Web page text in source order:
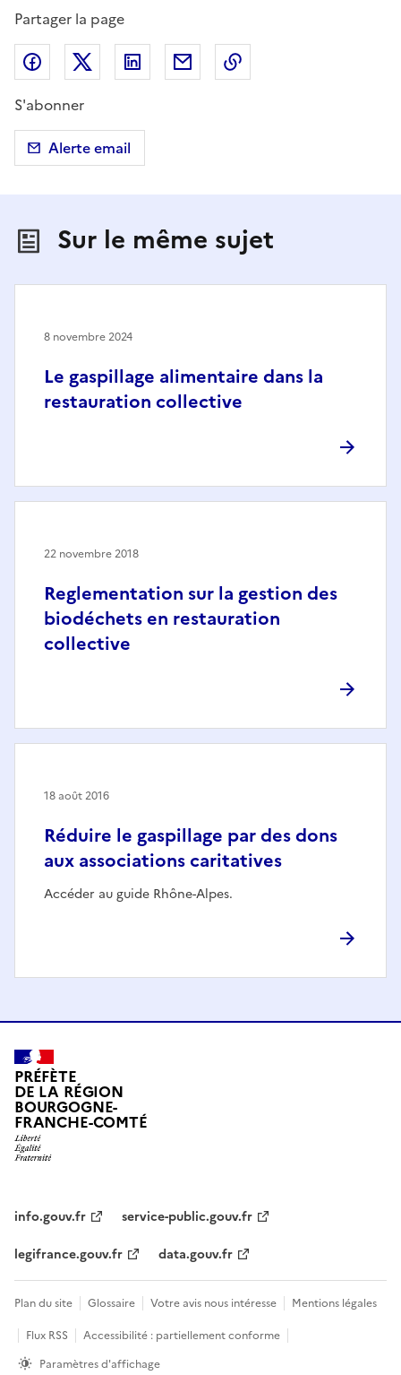
Partager la page
Partager sur Facebook
Partager sur X (anciennement Twitter)
Partager sur LinkedIn
Partager par email
S'abonner
Alerte email
Sur le même sujet
Le gaspillage alimentaire dans la
restauration collective
8 novembre 2024
Reglementation sur la gestion des
biodéchets en restauration
collective
22 novembre 2018
Réduire le gaspillage par des dons
aux associations caritatives
Accéder au guide Rhône-Alpes.
18 août 2016
PRÉFÈTE
DE LA RÉGION
BOURGOGNE-
FRANCHE-COMTÉ
info.gouv.fr
service-public.gouv.fr
legifrance.gouv.fr
data.gouv.fr
Plan du site Glossaire Votre avis nous intéresse
Mentions légales
Flux RSS
Accessibilité : partiellement conforme
Paramètres d'affichage